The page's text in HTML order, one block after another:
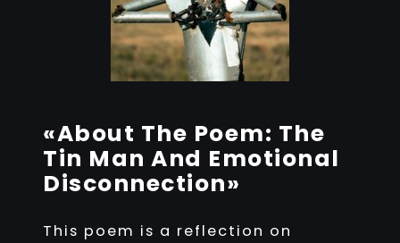
«About The Poem: The
Tin Man And Emotional
Disconnection»
This poem is a reflection on